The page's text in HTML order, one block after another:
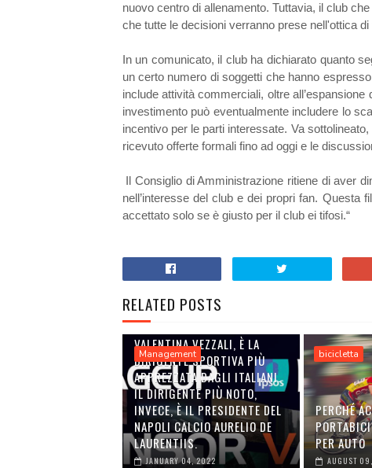
nuovo centro di allenamento. Tuttavia, il club
che tutte le decisioni verranno prese nell'ottica
In un comunicato, il club ha dichiarato quanto
un certo numero di soggetti che hanno
include attività commerciali, oltre
investimento può eventualmente includere lo
incentivo per le parti interessate. Va
ricevuto offerte formali fino ad oggi e le
Il Consiglio di Amministrazione ritiene di aver
nell’interesse del club e dei propri fan. Questa
accettato solo se è giusto per il club ei tifosi.“
RELATED POSTS
Management
VALENTINA VEZZALI, È LA
DIRIGENTE SPORTIVA PIÙ
APPREZZATA DAGLI ITALIANI.
IL DIRIGENTE PIÙ NOTO,
INVECE, È IL PRESIDENTE DEL
NAPOLI CALCIO AURELIO DE
LAURENTIIS.
JANUARY 04, 2022
bicicletta
PERCHÉ
PER AUTO
AUGUST